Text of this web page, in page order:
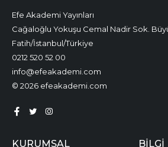
Efe Akademi Yayınları
Cağaloğlu Yokuşu Cemal Nadir Sok.
Fatih/İstanbul/Türkiye
0212 520 52 00
info@efeakademi.com
© 2026 efeakademi.com
KURUMSAL BILGI